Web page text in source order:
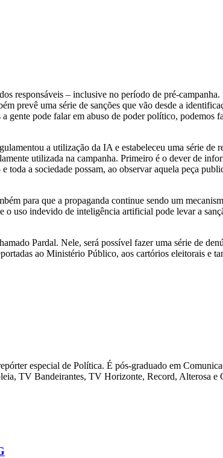
responsáveis – inclusive no período de pré-
prevê uma série de sanções que vão desde a
gente pode falar em abuso de poder político, podemos
a utilização da IA e estabeleceu uma série de
utilizada na campanha. Primeiro é o dever de
a sociedade possam, ao observar aquela peça
para que a propaganda continue sendo um
o uso indevido de inteligência artificial pode levar a
Pardal. Nele, será possível fazer uma série de
ao Ministério Público, aos cartórios eleitorais e
especial de Política. É pós-graduado em
TV Bandeirantes, TV Horizonte, Record, Alterosa e